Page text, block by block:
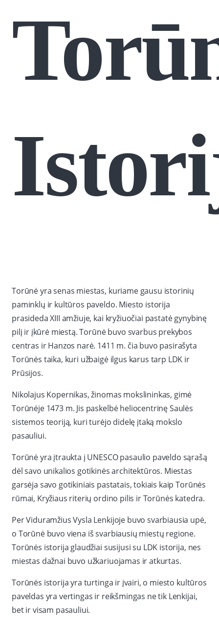
Torūnė yra senas miestas, kuriame gausu istorinių
paminklų ir kultūros paveldo. Miesto istorija
prasideda XIII amžiuje, kai kryžiuočiai pastatė gynybinę
pilį ir įkūrė miestą. Torūnė buvo svarbus prekybos
centras ir Hanzos narė. 1411 m. čia buvo pasirašyta
Torūnės taika, kuri užbaigė ilgus karus tarp LDK ir
Prūsijos.
Nikolajus Kopernikas, žinomas mokslininkas, gimė
Torūnėje 1473 m. Jis paskelbė heliocentrinę Saulės
sistemos teoriją, kuri turėjo didelę įtaką mokslo
pasauliui.
Torūnė yra įtraukta į UNESCO pasaulio paveldo sąrašą
dėl savo unikalios gotikinės architektūros. Miestas
garsėja savo gotikiniais pastatais, tokiais kaip Torūnės
rūmai, Kryžiaus riterių ordino pilis ir Torūnės katedra.
Per Viduramžius Vysla Lenkijoje buvo svarbiausia upė,
o Torūnė buvo viena iš svarbiausių miestų regione.
Torūnės istorija glaudžiai susijusi su LDK istorija, nes
miestas dažnai buvo užkariuojamas ir atkurtas.
Torūnės istorija yra turtinga ir įvairi, o miesto kultūros
paveldas yra vertingas ir reikšmingas ne tik Lenkijai,
bet ir visam pasauliui.